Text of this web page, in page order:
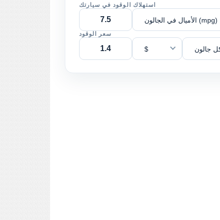
استهلاك الوقود في سيارتك
الأميال في الجالون (mpg)
سعر الوقود
$ جالون